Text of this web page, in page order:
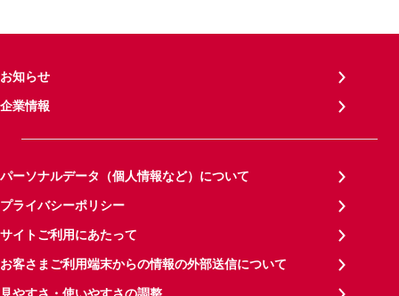
お知らせ
企業情報
パーソナルデータ（個人情報など）について
プライバシーポリシー
サイトご利用にあたって
お客さまご利用端末からの情報の外部送信について